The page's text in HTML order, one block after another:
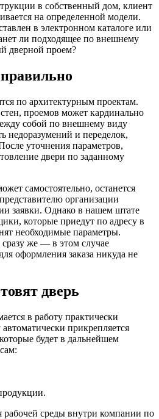
в собственный дом, клиент
на определенной модели.
в электронном каталоге или
ли подходящее по внешнему
дверной проем?
по архитектурным проектам.
проемов может кардинально
собой по внешнему виду
недоразумений и переделок,
уточнения параметров,
двери по заданному
самостоятельно, останется
организации
заявки. Однако в нашем штате
которые приедут по адресу в
необходимые параметры.
же — в этом случае
оформления заказа никуда не
дверь
в работу практически
прикрепляется
будет в дальнейшем
рабочей среды внутри компании по